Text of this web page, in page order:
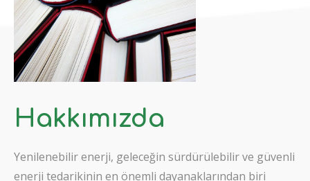
Hakkımızda
Yenilenebilir enerji, geleceğin sürdürülebilir ve güvenli
enerji tedarikinin en önemli dayanaklarından biri